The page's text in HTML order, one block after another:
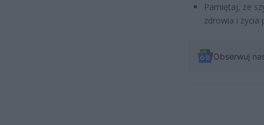
Pamiętaj, że
zdrowia i życia
Obserwuj